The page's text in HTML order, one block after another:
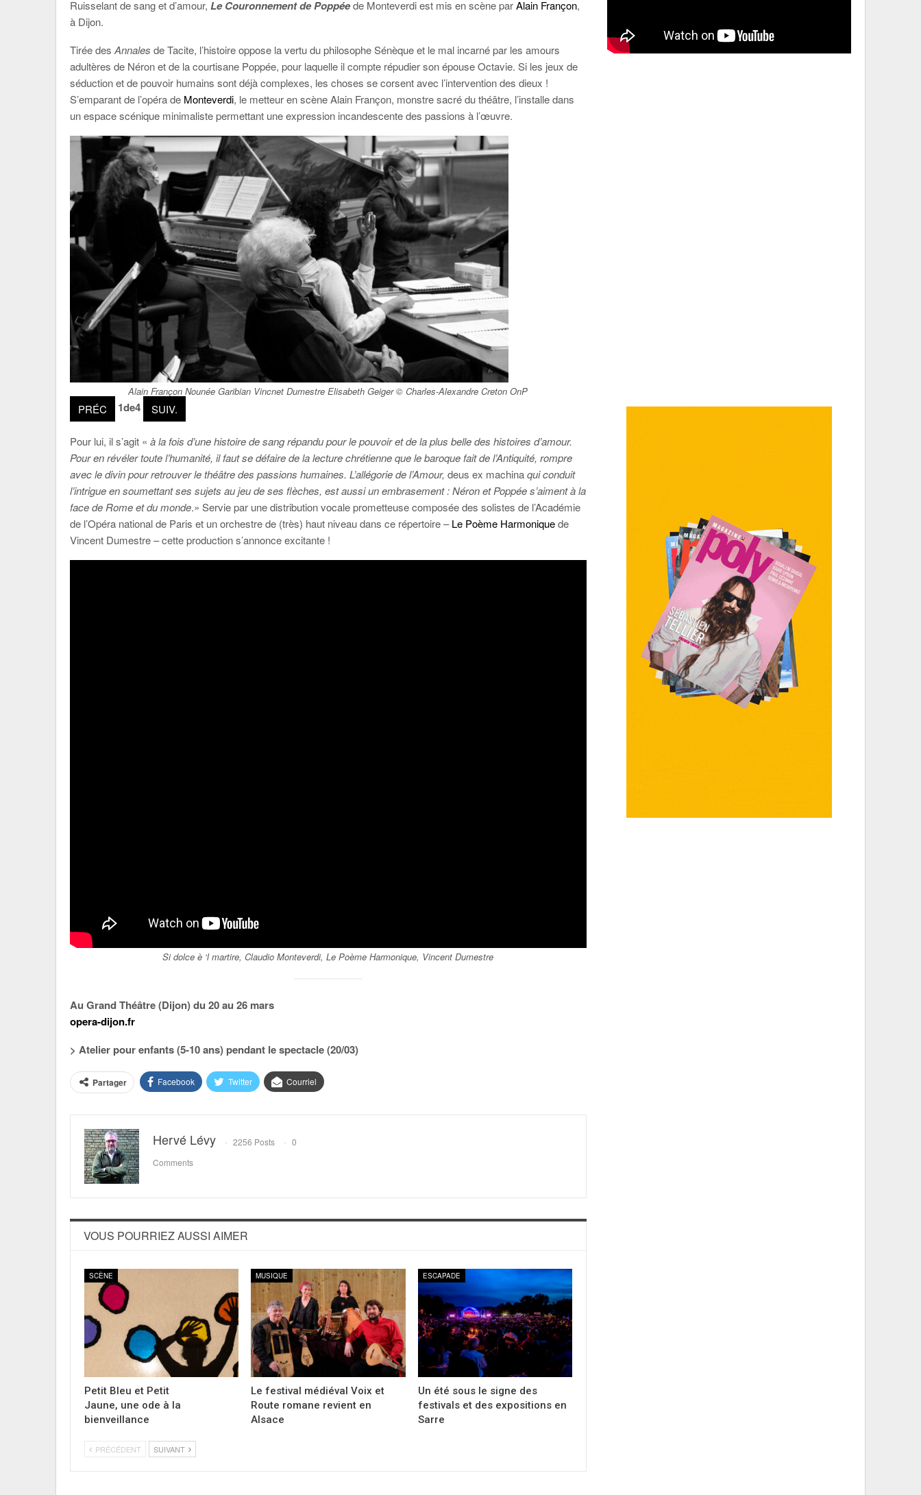
Ruisselant de sang et d’amour, Le Couronnement de Poppéede Monteverdi est mis en scène parAlain Françon,
à Dijon.
Tirée des Annales de Tacite, l’histoire oppose la vertu du philosophe Sénèque et le mal incarné par les amours
adultères de Néron et de la courtisane Poppée, pour laquelle il compte répudier son épouse Octavie. Si les jeux de
séduction et de pouvoir humains sont déjà complexes, les choses se corsent avec l’intervention des dieux !
S’emparant de l’opéra de Monteverdi, le metteur en scène Alain Françon, monstre sacré du théâtre, l’installe dans
un espace scénique minimaliste permettant une expression incandescente des passions à l’œuvre.
Alain Françon Nounée Garibian Vincnet Dumestre Elisabeth Geiger © Charles-Alexandre Creton OnP
PRÉC 1de4 SUIV.
Pour lui, il s’agit « à la fois d’une histoire de sang répandu pour le pouvoir et de la plus belle des histoires d’amour.
Pour en révéler toute l’humanité, il faut se défaire de la lecture chrétienne que le baroque fait de l’Antiquité, rompre
avec le divin pour retrouver le théâtre des passions humaines. L’allégorie de l’Amour, deus ex machinaqui conduit
l’intrigue en soumettant ses sujets au jeu de ses flèches, est aussi un embrasement : Néron et Poppée s’aiment à la
face de Rome et du monde.» Servie par une distribution vocale prometteuse composée des solistes de l’Académie
de l’Opéra national de Paris et un orchestre de (très) haut niveau dans ce répertoire –Le Poème Harmoniquede
Vincent Dumestre – cette production s’annonce excitante !
Si dolce è ‘l martire, Claudio Monteverdi, Le Poème Harmonique, Vincent Dumestre
Au Grand Théâtre (Dijon) du 20 au 26 mars
opera-dijon.fr
> Atelier pour enfants (5-10 ans) pendant le spectacle (20/03)
Partager Facebook Twitter Courriel
Hervé Lévy 2256 Posts
0
Comments
VOUS POURRIEZ AUSSI AIMER
SCÈNE
Petit Bleu et Petit
Jaune, une ode à la
bienveillance
MUSIQUE
Le festival médiéval Voix et
Route romane revient en
Alsace
ESCAPADE
Un été sous le signe des
festivals et des expositions en
Sarre
PRÉCÉDENT SUIVANT